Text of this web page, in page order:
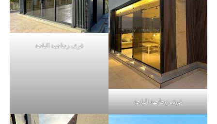
غرف زجاجية الباحة
غرف زجاجية الباحة